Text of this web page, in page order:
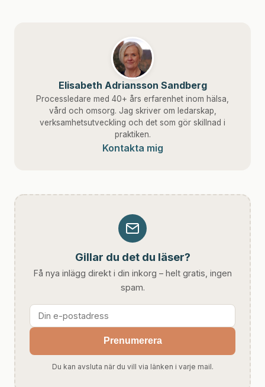
Elisabeth Adriansson Sandberg
Processledare med 40+ års erfarenhet inom hälsa,
vård och omsorg. Jag skriver om ledarskap,
verksamhetsutveckling och det som gör skillnad i
praktiken.
Kontakta mig
Gillar du det du läser?
Få nya inlägg direkt i din inkorg – helt gratis, ingen
spam.
Prenumerera
Du kan avsluta när du vill via länken i varje mail.